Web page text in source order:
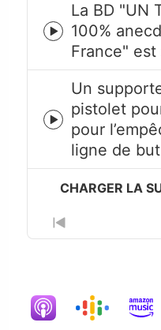
Episode
play
icon
La BD "UN
100%
France"
Episode
play
icon
Un
pistolet
pour
ligne de but
Previous
Episode